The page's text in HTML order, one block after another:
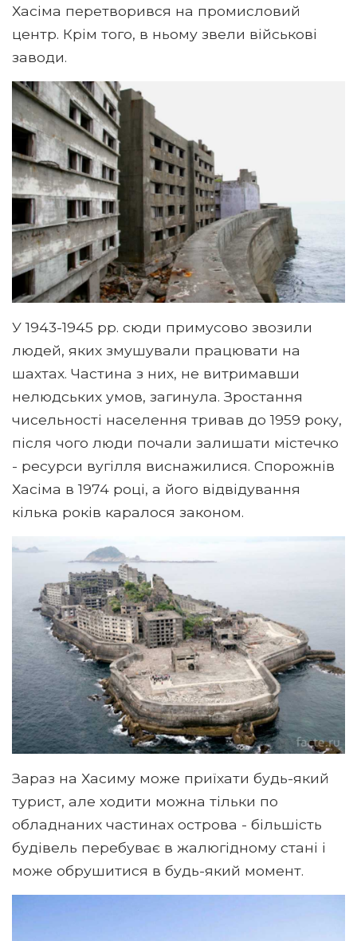
Хасіма перетворився на промисловий
центр. Крім того, в ньому звели військові
заводи.
У 1943-1945 рр. сюди примусово звозили
людей, яких змушували працювати на
шахтах. Частина з них, не витримавши
нелюдських умов, загинула. Зростання
чисельності населення тривав до 1959 року,
після чого люди почали залишати містечко
- ресурси вугілля виснажилися. Спорожнів
Хасіма в 1974 році, а його відвідування
кілька років каралося законом.
Зараз на Хасиму може приїхати будь-який
турист, але ходити можна тільки по
обладнаних частинах острова - більшість
будівель перебуває в жалюгідному стані і
може обрушитися в будь-який момент.